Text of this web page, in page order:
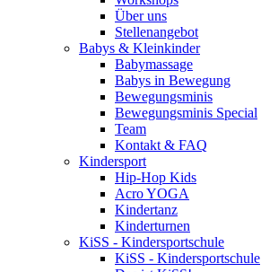
Über uns
Stellenangebot
Babys & Kleinkinder
Babymassage
Babys in Bewegung
Bewegungsminis
Bewegungsminis Special
Team
Kontakt & FAQ
Kindersport
Hip-Hop Kids
Acro YOGA
Kindertanz
Kinderturnen
KiSS - Kindersportschule
KiSS - Kindersportschule